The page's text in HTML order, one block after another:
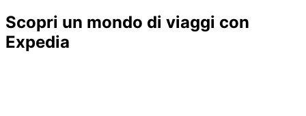
Scopri un mondo di viaggi con
Expedia